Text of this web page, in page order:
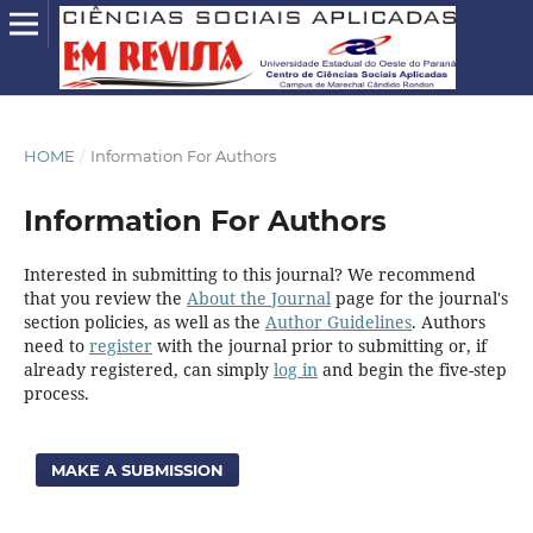
HOME / Information For Authors
Information For Authors
Interested in submitting to this journal? We recommend
that you review the About the Journalpage for the journal's
section policies, as well as the Author Guidelines. Authors
need to registerwith the journal prior to submitting or, if
already registered, can simply log inand begin the five-step
process.
MAKE A SUBMISSION